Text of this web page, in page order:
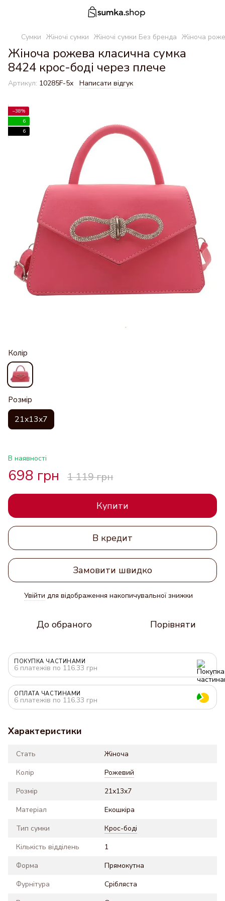
Сумки Жіночі сумки Жіночі сумки Без бренда Жіноча
Жіноча рожева класична сумка
8424 крос-боді через плече
Артикул: 10285F-5х Написати відгук
−38%
6
6
Колір
Розмір
21x13x7
В наявності
698 грн 1 119 грн
Купити
В кредит
Замовити швидко
Увійти для відображення накопичувальної знижки
До обраного Порівняти
ПОКУПКА ЧАСТИНАМИ
6 платежів по 116.33 грн
ОПЛАТА ЧАСТИНАМИ
6 платежів по 116.33 грн
Характеристики
Стать
Жіноча
Колір
Рожевий
Розмір
21x13x7
Матеріал
Екошкіра
Тип сумки
Крос-боді
Кількість відділень
1
Форма
Прямокутна
Фурнітура
Срібляста